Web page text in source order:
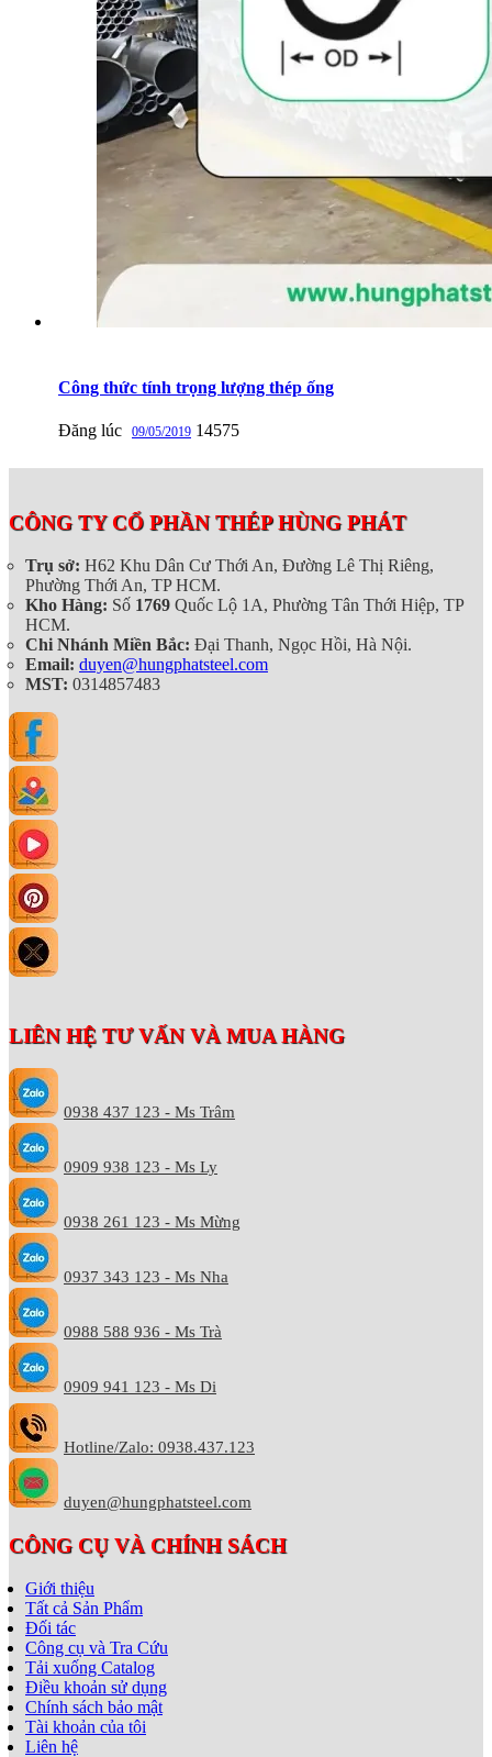
Công thức tính trọng lượng thép ống
Đăng lúc 09/05/2019 14575
CÔNG TY CỔ PHẦN THÉP HÙNG PHÁT
Trụ sở: H62 Khu Dân Cư Thới An, Đường Lê Thị Riêng,
Phường Thới An, TP HCM.
Kho Hàng: Số 1769 Quốc Lộ 1A, Phường Tân Thới Hiệp, TP
HCM.
Chi Nhánh Miền Bắc: Đại Thanh, Ngọc Hồi, Hà Nội.
Email: duyen@hungphatsteel.com
MST: 0314857483
LIÊN HỆ TƯ VẤN VÀ MUA HÀNG
0938 437 123 - Ms Trâm
0909 938 123 - Ms Ly
0938 261 123 - Ms Mừng
0937 343 123 - Ms Nha
0988 588 936 - Ms Trà
0909 941 123 - Ms Di
Hotline/Zalo: 0938.437.123
duyen@hungphatsteel.com
CÔNG CỤ VÀ CHÍNH SÁCH
Giới thiệu
Tất cả Sản Phẩm
Đối tác
Công cụ và Tra Cứu
Tải xuống Catalog
Điều khoản sử dụng
Chính sách bảo mật
Tài khoản của tôi
Liên hệ